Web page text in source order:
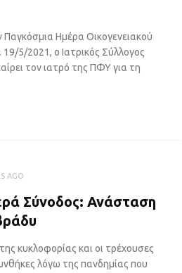
Ημέρα Οικογενειακού
5/2021, ο Ιατρικός Σύλλογος
τον ιατρό της ΠΦΥ για τη
AGO
Σύνοδος: Ανάσταση
κυκλοφορίας και οι τρέχουσες
λόγω της πανδημίας που